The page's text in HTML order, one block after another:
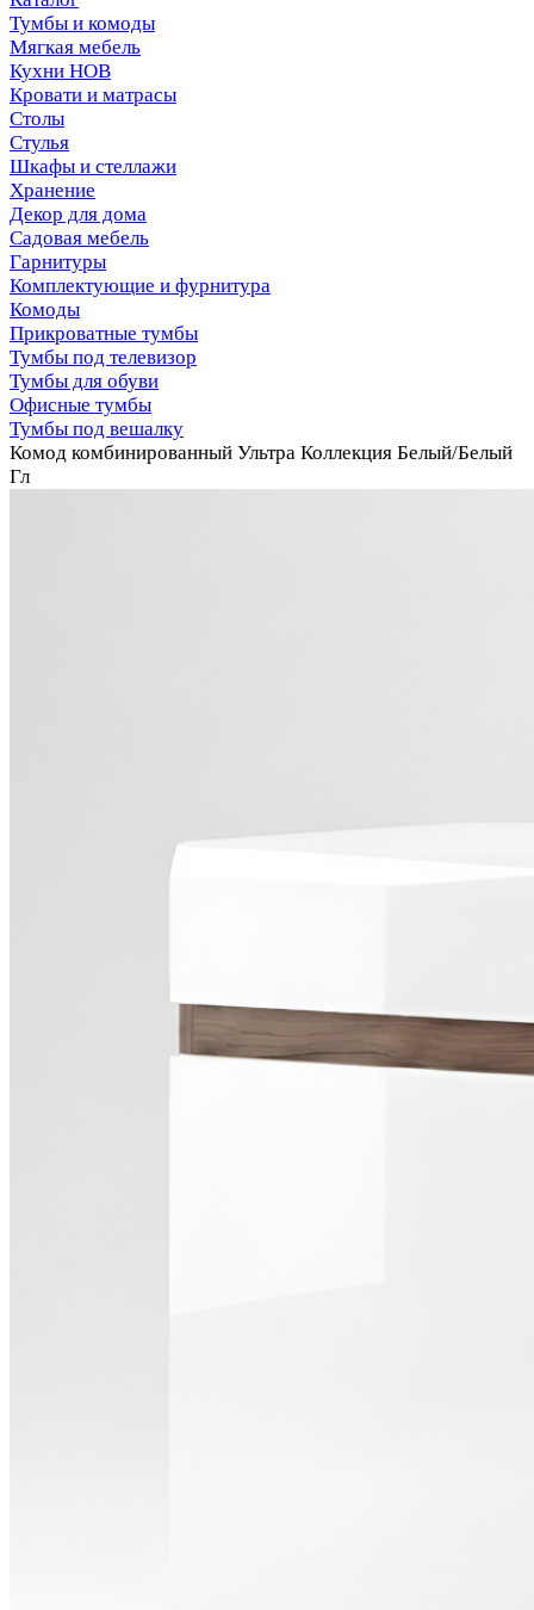
Тумбы и комоды
Мягкая мебель
Кухни НОВ
Кровати и матрасы
Столы
Стулья
Шкафы и стеллажи
Хранение
Декор для дома
Садовая мебель
Гарнитуры
Комплектующие и фурнитура
Комоды
Прикроватные тумбы
Тумбы под телевизор
Тумбы для обуви
Офисные тумбы
Тумбы под вешалку
Комод комбинированный Ультра Коллекция Белый/Белый
Гл